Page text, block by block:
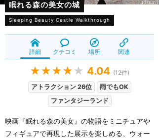
眠れる森の美女の城
Sleeping Beauty Castle Walkthrough
詳細 クチコミ 場所 関連
★★★★ ★ 4.04 (12件)
アトラクション 26位
雨でもOK
ファンタジーランド
映画『眠れる森の美女』の物語をミニチュアや
フィギュアで再現した展示を楽しめる、ウォー